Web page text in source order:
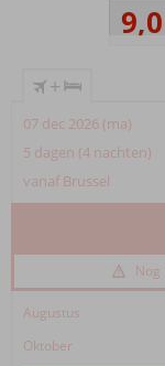
9,0
+
07 dec 2026 (ma)
5 dagen (4 nachten)
vanaf Brussel
Nog
Augustus
Oktober